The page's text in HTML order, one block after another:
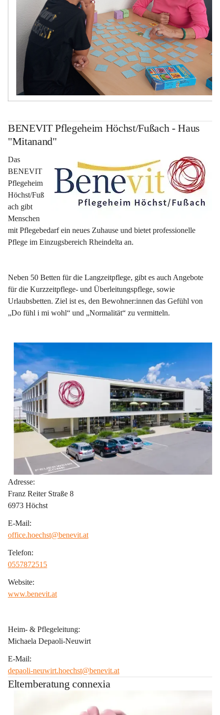
BENEVIT Pflegeheim Höchst/Fußach - Haus
"Mitanand"
Das
BENEVIT
Pflegeheim
Höchst/Fuß
ach gibt
Menschen
mit Pflegebedarf ein neues Zuhause und bietet professionelle
Pflege im Einzugsbereich Rheindelta an.
Neben 50 Betten für die Langzeitpflege, gibt es auch Angebote
für die Kurzzeitpflege- und Überleitungspflege, sowie
Urlaubsbetten. Ziel ist es, den Bewohner:innen das Gefühl von
„Do fühl i mi wohl“ und „Normalität“ zu vermitteln.
Adresse:
Franz Reiter Straße 8
6973 Höchst
E-Mail:
office.hoechst@benevit.at
Telefon:
0557872515
Website:
www.benevit.at
Heim- & Pflegeleitung:
Michaela Depaoli-Neuwirt
E-Mail:
depaoli-neuwirt.hoechst@benevit.at
Elternberatung connexia